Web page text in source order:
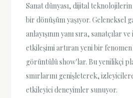
Sanat dünyası, dijital
bir dönüşüm yaşıyor. Geleneksel
anlayışının yanı sıra, sanatçılar
etkileşimi artıran yeni bir
görüntülü show'lar. Bu yenilikçi
sınırlarını genişleterek,
etkileyici deneyimler sunuyor.